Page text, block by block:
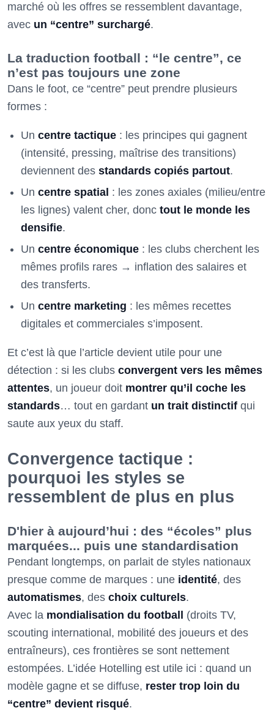
marché où les offres se ressemblent davantage,
avec un “centre” surchargé.
La traduction football : “le centre”, ce
n’est pas toujours une zone
Dans le foot, ce “centre” peut prendre plusieurs
formes :
Un centre tactique : les principes qui gagnent
(intensité, pressing, maîtrise des transitions)
deviennent des standards copiés partout.
Un centre spatial : les zones axiales (milieu/entre
les lignes) valent cher, donc tout le monde les
densifie.
Un centre économique : les clubs cherchent les
mêmes profils rares → inflation des salaires et
des transferts.
Un centre marketing : les mêmes recettes
digitales et commerciales s’imposent.
Et c’est là que l’article devient utile pour une
détection : si les clubs convergent vers les mêmes
attentes, un joueur doit montrer qu’il coche les
standards… tout en gardant un trait distinctif qui
saute aux yeux du staff.
Convergence tactique :
pourquoi les styles se
ressemblent de plus en plus
D'hier à aujourd’hui : des “écoles” plus
marquées... puis une standardisation
Pendant longtemps, on parlait de styles nationaux
presque comme de marques : une identité, des
automatismes, des choix culturels.
Avec la mondialisation du football
(droits TV,
scouting international, mobilité des joueurs et des
entraîneurs), ces frontières se sont nettement
estompées. L’idée Hotelling est utile ici : quand un
modèle gagne et se diffuse, rester trop loin du
“centre” devient risqué.